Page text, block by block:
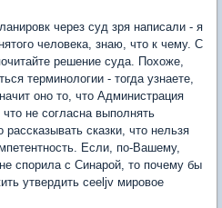
через суд зря написали - я
человека, знаю, что к чему. С
решение суда. Похоже,
терминологии - тогда узнаете,
оно то, что Администрация
не согласна выполнять
сказки, что нельзя
Если, по-Вашему,
спорила с Синарой, то почему бы
утвердить ceeljv мировое